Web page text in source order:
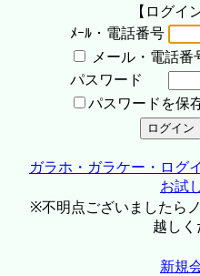
【ログイ
ﾒｰﾙ・電話番号
メール・電話番
パスワード
パスワードを保
ガラホ・ガラケー・ログ
お試
※不明点ございましたら
越しく
新規